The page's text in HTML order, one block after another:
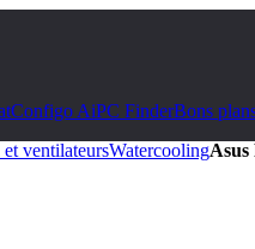
Configo AiPC FinderBons
ventilateursWatercooling